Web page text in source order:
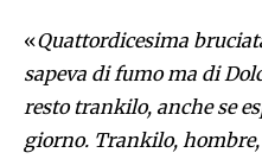
«Quattordicesima
sapeva di fumo ma di
resto trankilo, anche se
giorno. Trankilo,